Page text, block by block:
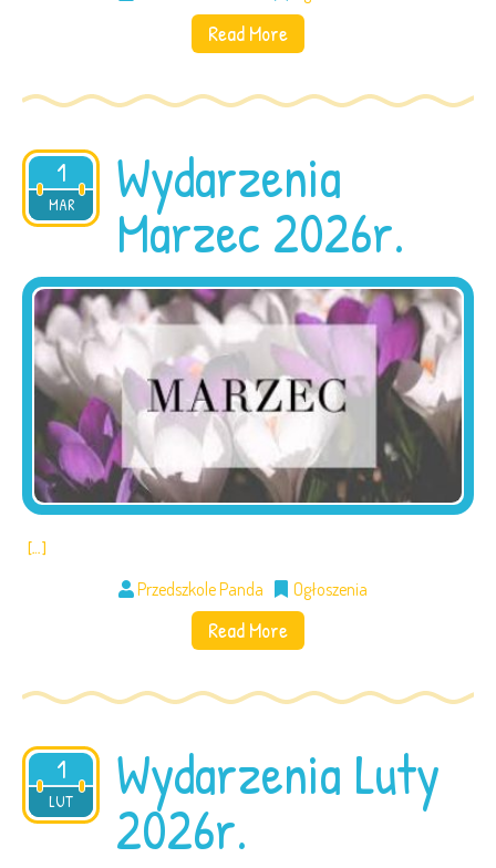
Read More
1
MAR
2026 Wydarzenia
Marzec 2026r.
[…]
Przedszkole Panda Ogłoszenia
Read More
1
LUT
2026 Wydarzenia Luty
2026r.